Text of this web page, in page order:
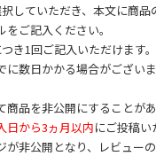
していただき、本文に商品
ご記入ください。
き1回ご記入いただけます。
数日かかる場合がございま
品を非公開にすることが
日から3ヵ月以内にご投稿い
非公開となり、レビュー